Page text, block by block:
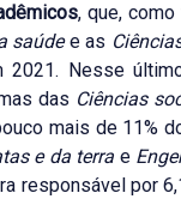
, que,
saúdee as
2021. Nesse
das Ciências
mais de 11%
e da terra e
responsável por